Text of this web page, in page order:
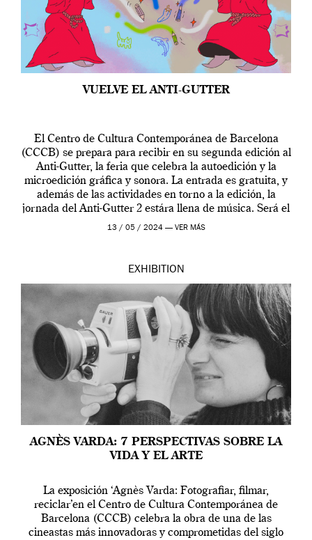
VUELVE EL ANTI-GUTTER
El Centro de Cultura Contemporánea de Barcelona
(CCCB) se prepara para recibir en su segunda edición al
Anti-Gutter, la feria que celebra la autoedición y la
microedición gráfica y sonora. La entrada es gratuita, y
además de las actividades en torno a la edición, la
jornada del Anti-Gutter 2 estára llena de música. Será el
[…]
13 / 05 / 2024 — VER MÁS
EXHIBITION
AGNÈS VARDA: 7 PERSPECTIVAS SOBRE LA
VIDA Y EL ARTE
La exposición ‘Agnès Varda: Fotografiar, filmar,
reciclar’en el Centro de Cultura Contemporánea de
Barcelona (CCCB) celebra la obra de una de las
cineastas más innovadoras y comprometidas del siglo